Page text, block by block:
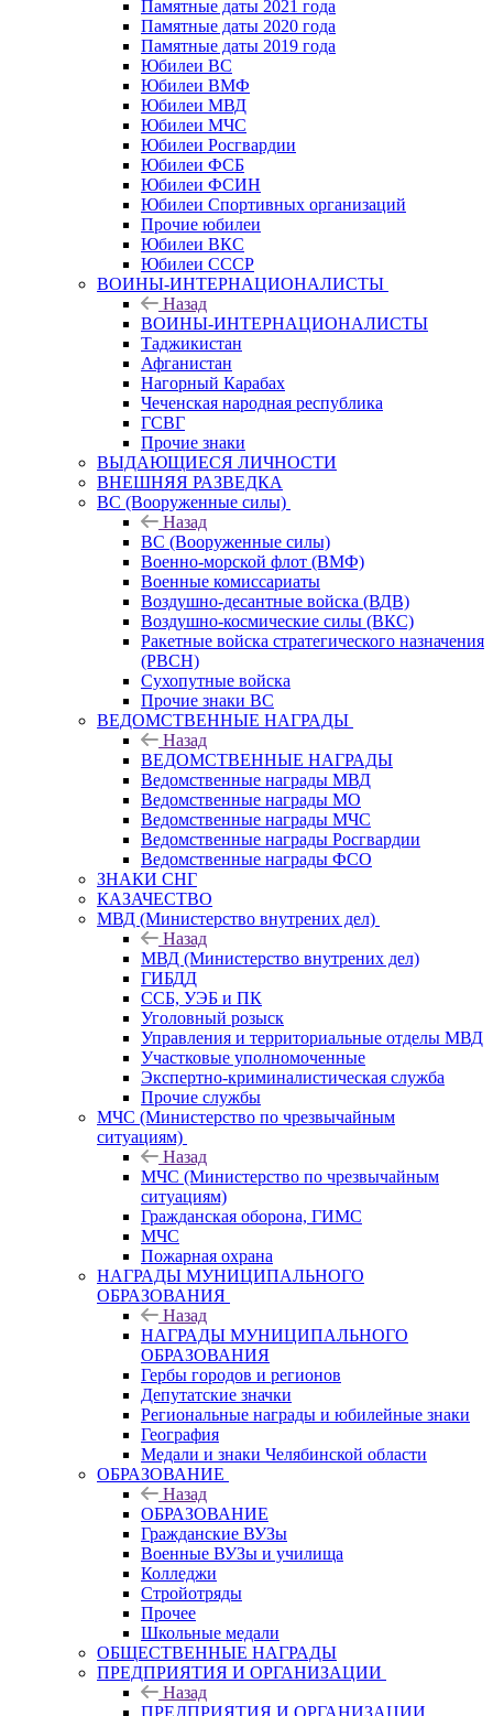
Памятные даты 2021 года
Памятные даты 2020 года
Памятные даты 2019 года
Юбилеи ВС
Юбилеи ВМФ
Юбилеи МВД
Юбилеи МЧС
Юбилеи Росгвардии
Юбилеи ФСБ
Юбилеи ФСИН
Юбилеи Спортивных организаций
Прочие юбилеи
Юбилеи ВКС
Юбилеи СССР
ВОИНЫ-ИНТЕРНАЦИОНАЛИСТЫ
Назад
ВОИНЫ-ИНТЕРНАЦИОНАЛИСТЫ
Таджикистан
Афганистан
Нагорный Карабах
Чеченская народная республика
ГСВГ
Прочие знаки
ВЫДАЮЩИЕСЯ ЛИЧНОСТИ
ВНЕШНЯЯ РАЗВЕДКА
ВС (Вооруженные силы)
Назад
ВС (Вооруженные силы)
Военно-морской флот (ВМФ)
Военные комиссариаты
Воздушно-десантные войска (ВДВ)
Воздушно-космические силы (ВКС)
Ракетные войска стратегического назначения
(РВСН)
Сухопутные войска
Прочие знаки ВС
ВЕДОМСТВЕННЫЕ НАГРАДЫ
Назад
ВЕДОМСТВЕННЫЕ НАГРАДЫ
Ведомственные награды МВД
Ведомственные награды МО
Ведомственные награды МЧС
Ведомственные награды Росгвардии
Ведомственные награды ФСО
ЗНАКИ СНГ
КАЗАЧЕСТВО
МВД (Министерство внутрених дел)
Назад
МВД (Министерство внутрених дел)
ГИБДД
ССБ, УЭБ и ПК
Уголовный розыск
Управления и территориальные отделы МВД
Участковые уполномоченные
Экспертно-криминалистическая служба
Прочие службы
МЧС (Министерство по чрезвычайным
ситуациям)
Назад
МЧС (Министерство по чрезвычайным
ситуациям)
Гражданская оборона, ГИМС
МЧС
Пожарная охрана
НАГРАДЫ МУНИЦИПАЛЬНОГО
ОБРАЗОВАНИЯ
Назад
НАГРАДЫ МУНИЦИПАЛЬНОГО
ОБРАЗОВАНИЯ
Гербы городов и регионов
Депутатские значки
Региональные награды и юбилейные знаки
География
Медали и знаки Челябинской области
ОБРАЗОВАНИЕ
Назад
ОБРАЗОВАНИЕ
Гражданские ВУЗы
Военные ВУЗы и училища
Колледжи
Стройотряды
Прочее
Школьные медали
ОБЩЕСТВЕННЫЕ НАГРАДЫ
ПРЕДПРИЯТИЯ И ОРГАНИЗАЦИИ
Назад
ПРЕДПРИЯТИЯ И ОРГАНИЗАЦИИ